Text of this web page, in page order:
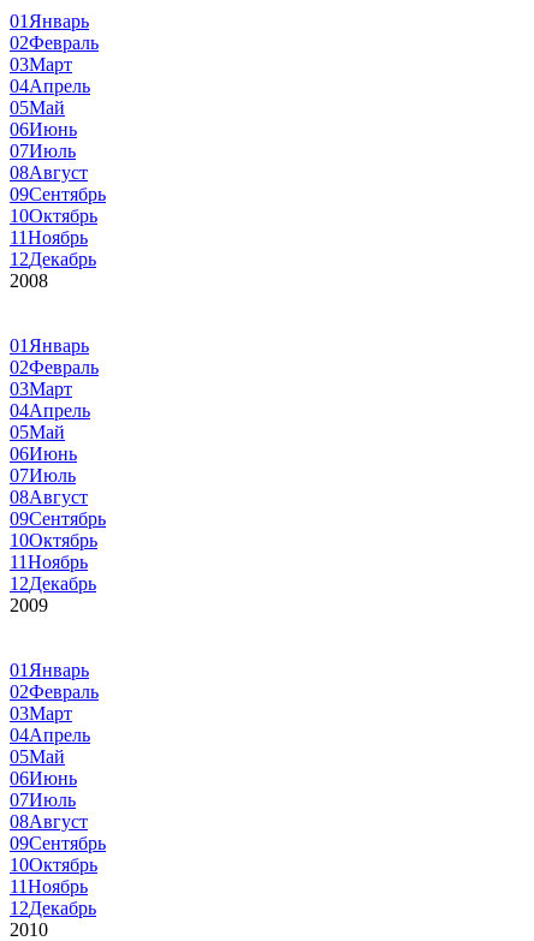
01 Январь
02Февраль
03Март
04Апрель
05Май
06Июнь
07Июль
08Август
09Сентябрь
10Октябрь
11Ноябрь
12Декабрь
2008
01 Январь
02Февраль
03Март
04Апрель
05Май
06Июнь
07Июль
08Август
09Сентябрь
10Октябрь
11Ноябрь
12Декабрь
2009
01 Январь
02Февраль
03Март
04Апрель
05Май
06Июнь
07Июль
08Август
09Сентябрь
10Октябрь
11Ноябрь
12Декабрь
2010